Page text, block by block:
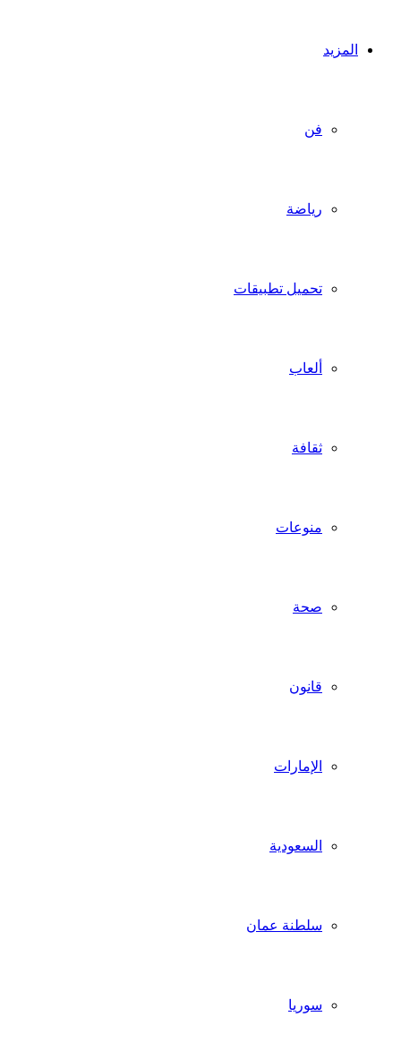
المزيد
فن
رياضة
تحميل تطبيقات
ألعاب
ثقافة
منوعات
صحة
قانون
الإمارات
السعودية
سلطنة عمان
سوريا